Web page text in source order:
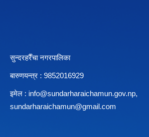
सुन्दरहरैँचा नगरपालिका
बारुणयन्त्र : 9852016929
इमेल : info@sundarharaichamun.gov.np,
sundarharaichamun@gmail.com